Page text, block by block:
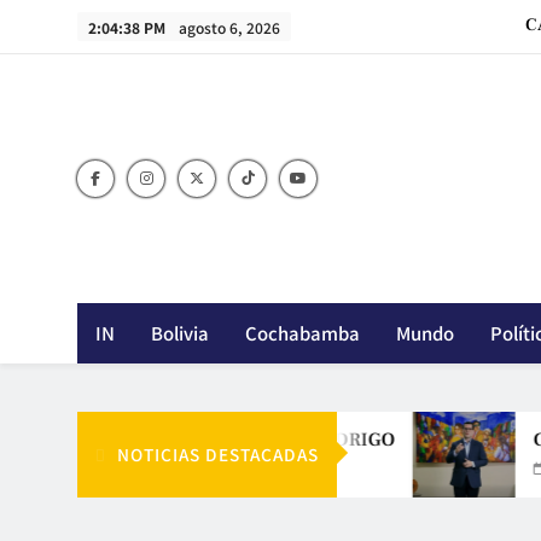
2:04:39 PM agosto 6, 2026
IN Bolivia Cochabamba Mundo
NOTICIAS DESTACADAS
LA APUESTA DE RODRIGO
Agosto 6, 2026